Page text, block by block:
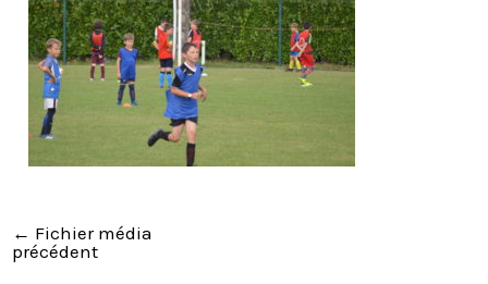
← Fichier média
précédent